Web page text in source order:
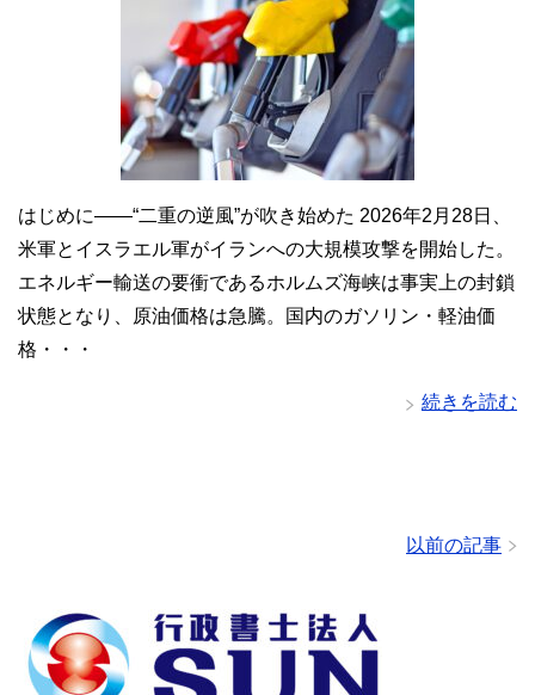
はじめに――“二重の逆風”が吹き始めた 2026年2月28日、
米軍とイスラエル軍がイランへの大規模攻撃を開始した。
エネルギー輸送の要衝であるホルムズ海峡は事実上の封鎖
状態となり、原油価格は急騰。国内のガソリン・軽油価
格・・・
続きを読む
以前の記事